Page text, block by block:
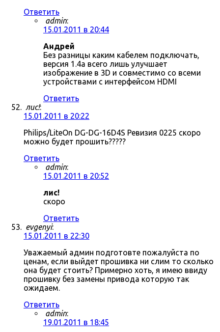
Ответить
admin:
15.01.2011 в 20:44
Андрей
Без разницы каким кабелем подключать,
версия 1.4a всего лишь улучшает
изображение в 3D и совместимо со всеми
устройствами с интерфейсом HDMI
Ответить
лис!:
15.01.2011 в 20:22
Philips/LiteOn DG-DG-16D4S Ревизия 0225 скоро
можно будет прошить?????
Ответить
admin:
15.01.2011 в 20:52
лис!
скоро
Ответить
evgenyi:
15.01.2011 в 22:30
Уважаемый админ подготовте пожалуйста по
ценам, если выйдет прошивка ни слим то сколько
она будет стоить? Примерно хоть, я имею ввиду
прошивку без замены привода которую так
ожидаем.
Ответить
admin:
19.01.2011 в 18:45